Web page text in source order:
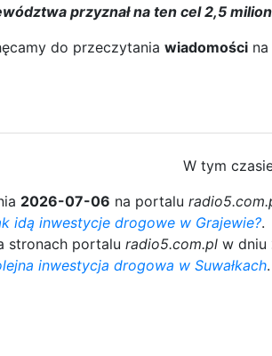
przyznał na ten cel 2,5
do przeczytania wiadomości
W tym
2026-07-06 na portalu
idą inwestycje drogowe w Grajewie?.
stronach portalu radio5.com.pl w dniu
inwestycja drogowa w Suwałkach.